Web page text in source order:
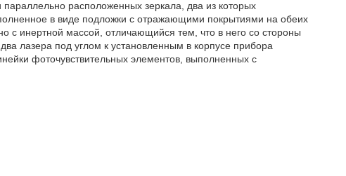
расположенных зеркала, два из которых
в виде подложки с отражающими покрытиями на обеих
с инертной массой, отличающийся тем, что в него со стороны
лазера под углом к установленным в корпусе прибора
фоточувствительных элементов, выполненных с